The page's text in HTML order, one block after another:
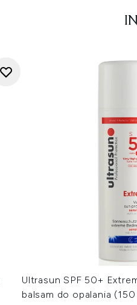
Ultrasun SPF 50+
balsam do opalania (150